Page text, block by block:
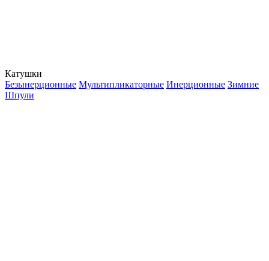
Катушки
Безынерционные Мультипликаторные Инерционные Зимние
Шпули